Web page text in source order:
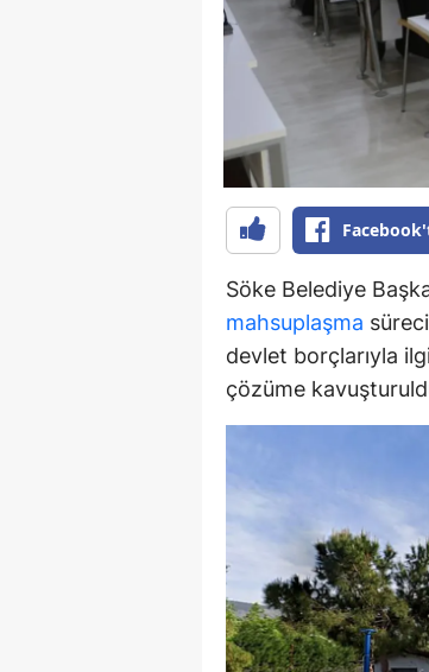
Söke Belediye
mahsuplaşma
devlet borçlarıyla
çözüme